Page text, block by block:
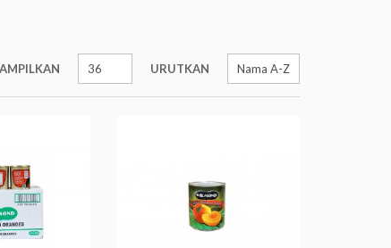
URUTKAN